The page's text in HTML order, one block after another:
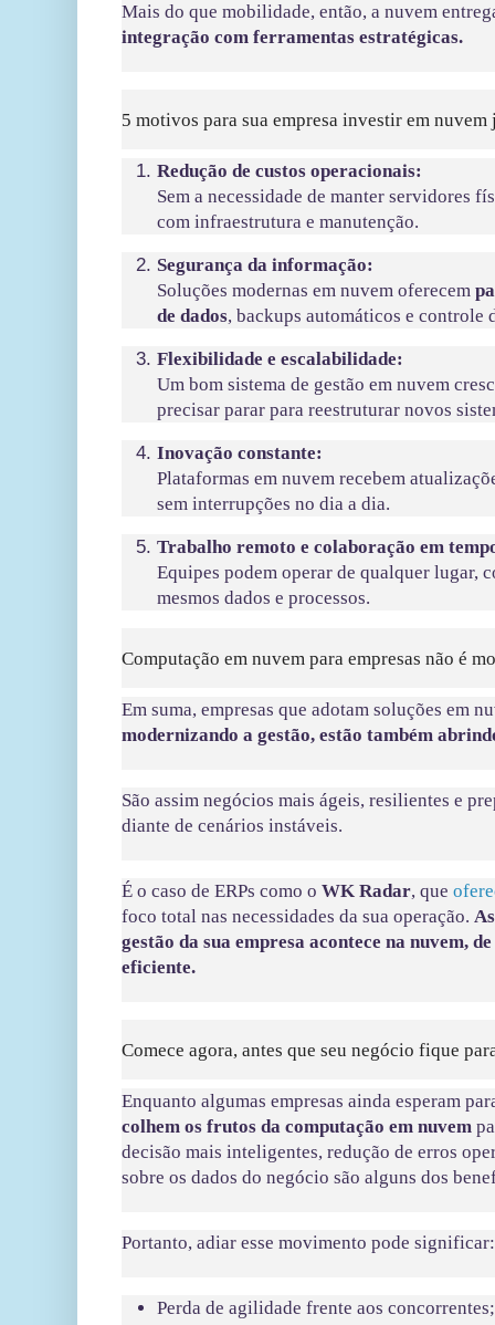
Mais do que mobilidade, então, a nuvem
integração com ferramentas estratégicas.
5 motivos para sua empresa investir em
Redução de custos operacionais:
Sem a necessidade de manter servidores
com infraestrutura e manutenção.
Segurança da informação:
Soluções modernas em nuvem oferecem
de dados, backups automáticos e controle
Flexibilidade e escalabilidade:
Um bom sistema de gestão em nuvem
precisar parar para reestruturar novos
Inovação constante:
Plataformas em nuvem recebem
sem interrupções no dia a dia.
Trabalho remoto e colaboração em
Equipes podem operar de qualquer lugar,
mesmos dados e processos.
Computação em nuvem para empresas não é
Em suma, empresas que adotam soluções em
modernizando a gestão, estão também
São assim negócios mais ágeis, resilientes e
diante de cenários instáveis.
É o caso de ERPs como o WK Radar, que
foco total nas necessidades da sua operação.
gestão da sua empresa acontece na nuvem,
eficiente.
Comece agora, antes que seu negócio fique
Enquanto algumas empresas ainda esperam
colhem os frutos da computação em nuvem
decisão mais inteligentes, redução de erros
sobre os dados do negócio são alguns dos
Portanto, adiar esse movimento pode
Perda de agilidade frente aos concorrentes;